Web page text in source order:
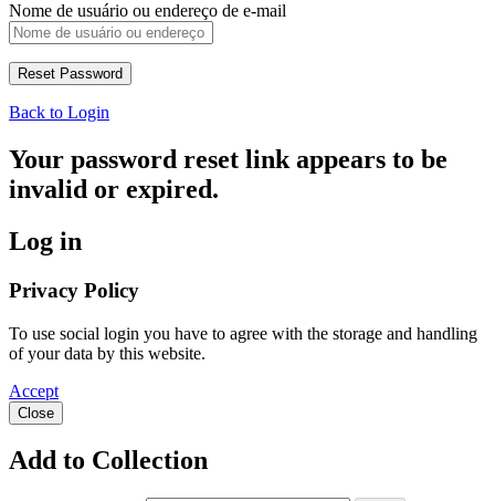
Nome de usuário ou endereço de e-mail
Back to Login
Your password reset link appears to be
invalid or expired.
Log in
Privacy Policy
To use social login you have to agree with the storage and handling
of your data by this website.
Accept
Close
Add to Collection